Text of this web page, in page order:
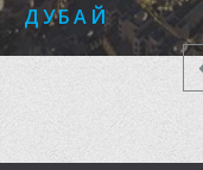
ДУБАЙ